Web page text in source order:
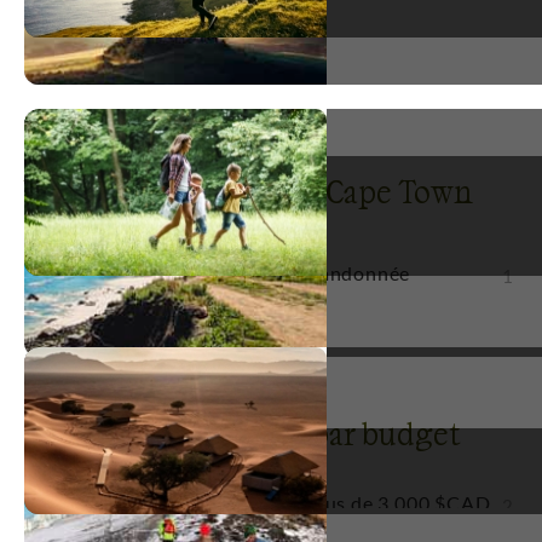
Voyage en groupe 2
Voyages par activité à Cape Town
Découverte 1 Randonnée 1
Cape Town : voyages par budget
Plus de 3 000 $CAD